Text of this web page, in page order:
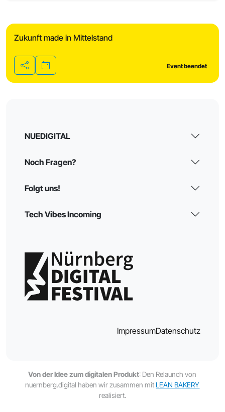
Zukunft made in Mittelstand
Teilen
Event beendet
NUEDIGITAL
Noch Fragen?
Folgt uns!
Tech Vibes Incoming
ImpressumDatenschutz
Von der Idee zum digitalen Produkt: Den Relaunch von
nuernberg.digital haben wir zusammen mitLEAN BAKERY
realisiert.